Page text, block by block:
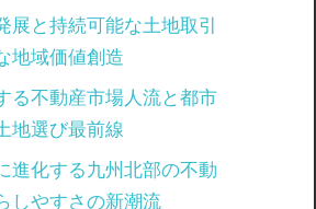
展と持続可能な土地取引
地域価値創造
る不動産市場人流と都市
地選び最前線
進化する九州北部の不動
しやすさの新潮流